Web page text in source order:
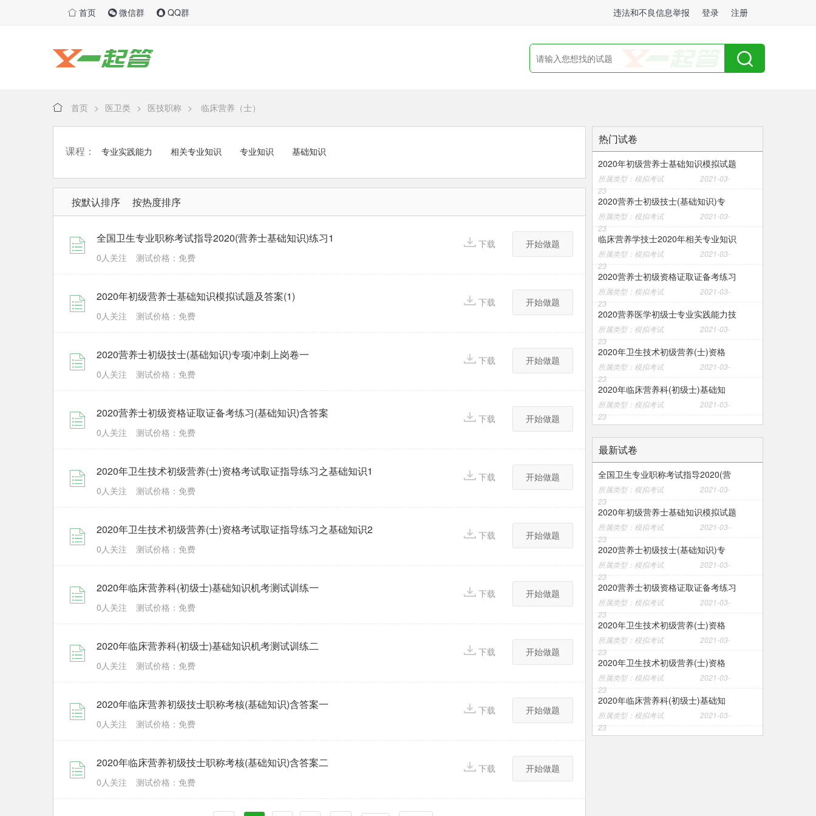
首页 微信群 QQ群 违法和不良信息举报 登录 注册
首页 > 医卫类 > 医技职称 > 临床营养（士）
课程： 专业实践能力 相关专业知识 专业知识 基础知识
按默认排序 按热度排序
全国卫生专业职称考试指导2020(营养士基础知识)练习1
0人关注 测试价格：免费
下载 开始做题
2020年初级营养士基础知识模拟试题及答案(1)
0人关注 测试价格：免费
下载 开始做题
2020营养士初级技士(基础知识)专项冲刺上岗卷一
0人关注 测试价格：免费
下载 开始做题
2020营养士初级资格证取证备考练习(基础知识)含答案
0人关注 测试价格：免费
下载 开始做题
2020年卫生技术初级营养(士)资格考试取证指导练习之基础知识1
0人关注 测试价格：免费
下载 开始做题
2020年卫生技术初级营养(士)资格考试取证指导练习之基础知识2
0人关注 测试价格：免费
下载 开始做题
2020年临床营养科(初级士)基础知识机考测试训练一
0人关注 测试价格：免费
下载 开始做题
2020年临床营养科(初级士)基础知识机考测试训练二
0人关注 测试价格：免费
下载 开始做题
2020年临床营养初级技士职称考核(基础知识)含答案一
0人关注 测试价格：免费
下载 开始做题
2020年临床营养初级技士职称考核(基础知识)含答案二
0人关注 测试价格：免费
下载 开始做题
热门试卷
2020年初级营养士基础知识模拟试题
所属类型：模拟考试
2021-03-
23
2020营养士初级技士(基础知识)专
所属类型：模拟考试
2021-03-
23
临床营养学技士2020年相关专业知识
所属类型：模拟考试
2021-03-
23
2020营养士初级资格证取证备考练习
所属类型：模拟考试
2021-03-
23
2020营养医学初级士专业实践能力技
所属类型：模拟考试
2021-03-
23
2020年卫生技术初级营养(士)资格
所属类型：模拟考试
2021-03-
23
2020年临床营养科(初级士)基础知
所属类型：模拟考试
2021-03-
23
最新试卷
全国卫生专业职称考试指导2020(营
所属类型：模拟考试
2021-03-
23
2020年初级营养士基础知识模拟试题
所属类型：模拟考试
2021-03-
23
2020营养士初级技士(基础知识)专
所属类型：模拟考试
2021-03-
23
2020营养士初级资格证取证备考练习
所属类型：模拟考试
2021-03-
23
2020年卫生技术初级营养(士)资格
所属类型：模拟考试
2021-03-
23
2020年卫生技术初级营养(士)资格
所属类型：模拟考试
2021-03-
23
2020年临床营养科(初级士)基础知
所属类型：模拟考试
2021-03-
23